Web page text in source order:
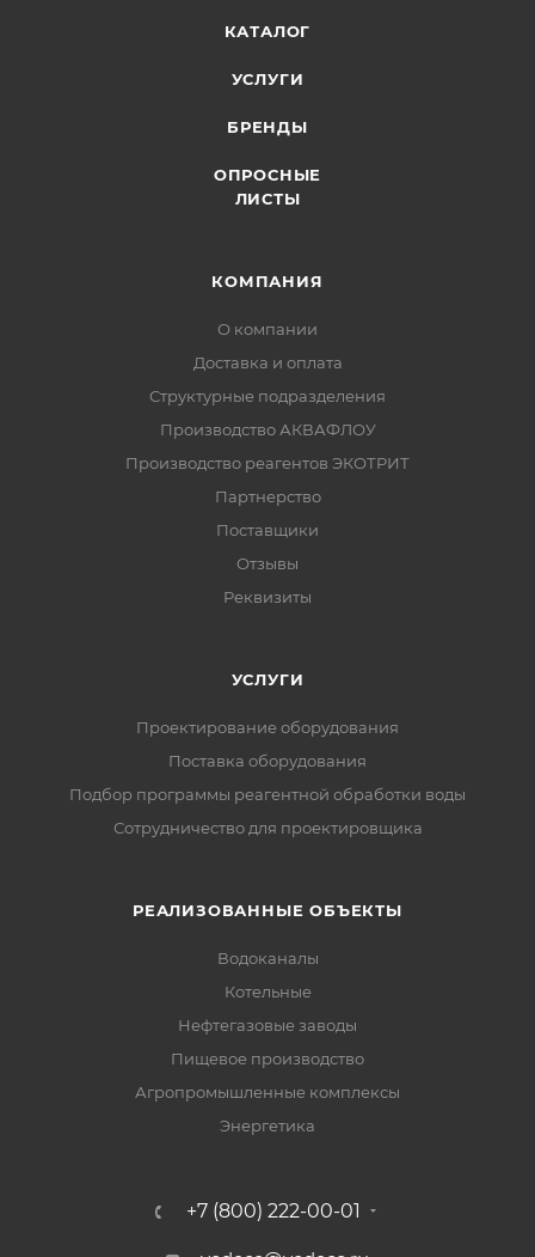
КАТАЛОГ
УСЛУГИ
БРЕНДЫ
ОПРОСНЫЕ
ЛИСТЫ
КОМПАНИЯ
О компании
Доставка и оплата
Структурные подразделения
Производство АКВАФЛОУ
Производство реагентов ЭКОТРИТ
Партнерство
Поставщики
Отзывы
Реквизиты
УСЛУГИ
Проектирование оборудования
Поставка оборудования
Подбор программы реагентной обработки воды
Сотрудничество для проектировщика
РЕАЛИЗОВАННЫЕ ОБЪЕКТЫ
Водоканалы
Котельные
Нефтегазовые заводы
Пищевое производство
Агропромышленные комплексы
Энергетика
+7 (800) 222-00-01